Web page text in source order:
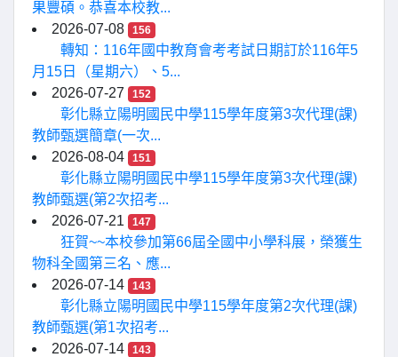
果豐碩。恭喜本校教...
2026-07-08
156
轉知：116年國中教育會考考試日期訂於116年5
月15日（星期六）、5...
2026-07-27
152
彰化縣立陽明國民中學115學年度第3次代理(課)
教師甄選簡章(一次...
2026-08-04
151
彰化縣立陽明國民中學115學年度第3次代理(課)
教師甄選(第2次招考...
2026-07-21
147
狂賀~~本校參加第66屆全國中小學科展，榮獲生
物科全國第三名、應...
2026-07-14
143
彰化縣立陽明國民中學115學年度第2次代理(課)
教師甄選(第1次招考...
2026-07-14
143